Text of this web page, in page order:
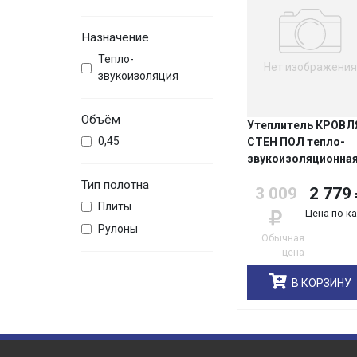
Назначение
Тепло-
звукоизоляция
Объём
0,45
Тип полотна
Плиты
Рулоны
Нет изображения
Утеплитель
СТЕН ПОЛ тепло-
звукоизоляционная
50*610*1230мм
ТеплоKNAUF/уп
16плит/32
3 009
Обычная
цена
2 779
Цена по
В КОРЗИНУ